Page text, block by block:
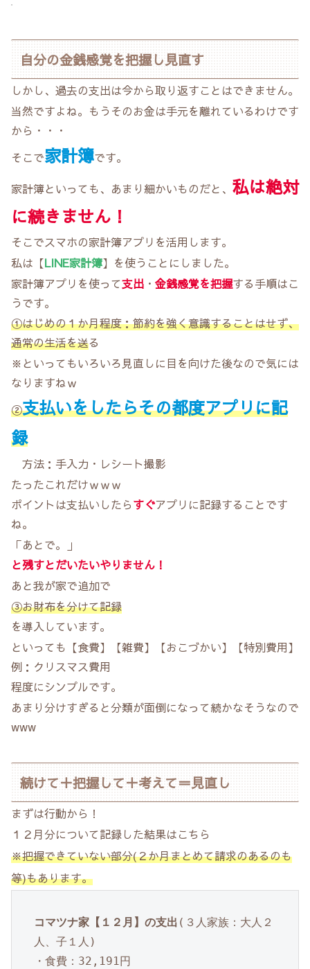
自分の金銭感覚を把握し見直す
しかし、過去の支出は今から取り返すことはできません。
当然ですよね。もうそのお金は手元を離れているわけです
から・・・
そこで家計簿です。
家計簿といっても、あまり細かいものだと、 私は絶対
に続きません！
そこでスマホの家計簿アプリを活用します。
私は【LINE家計簿】を使うことにしました。
家計簿アプリを使って支出 ・ 金銭感覚を把握する手順はこ
うです。
①はじめの１か月程度：節約を強く意識することはせず、
通常の生活を送る
※といってもいろいろ見直しに目を向けた後なので気には
なりますねｗ
②支払いをしたらその都度アプリに記
録
方法：手入力・レシート撮影
たったこれだけｗｗｗ
ポイントは支払いしたらすぐアプリに記録することです
ね。
「あとで。」
と残すとだいたいやりません！
あと我が家で追加で
③お財布を分けて記録
を導入しています。
といっても【食費】【雑費】【おこづかい】【特別費用】
例：クリスマス費用
程度にシンプルです。
あまり分けすぎると分類が面倒になって続かなそうなので
www
続けて＋把握して＋考えて＝見直し
まずは行動から！
１２月分について記録した結果はこちら
※把握できていない部分(２か月まとめて請求のあるのも
等)もあります。
コマツナ家【１２月】の支出 (３人家族：大人２
人、子１人)
・食費：32,191円